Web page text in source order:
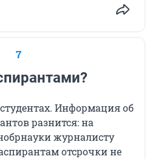
7
Информация об
разнится: на
журналисту
отсрочки не